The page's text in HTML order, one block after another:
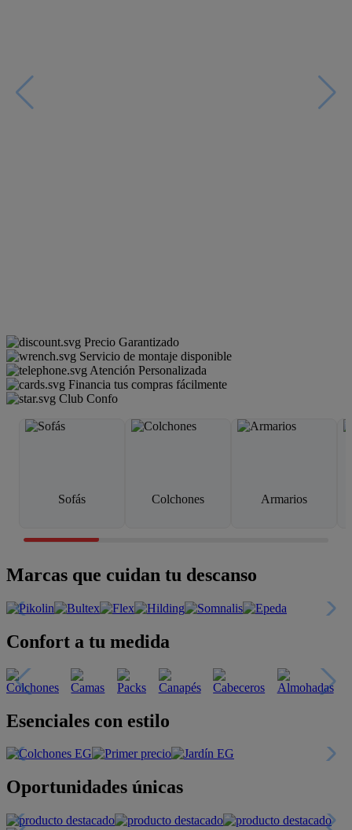
Precio Garantizado
Servicio de montaje disponible
Atención Personalizada
Financia tus compras fácilmente
Club Confo
Sofás Colchones Armarios
Marcas que cuidan tu descanso
Confort a tu medida
Esenciales con estilo
Oportunidades únicas